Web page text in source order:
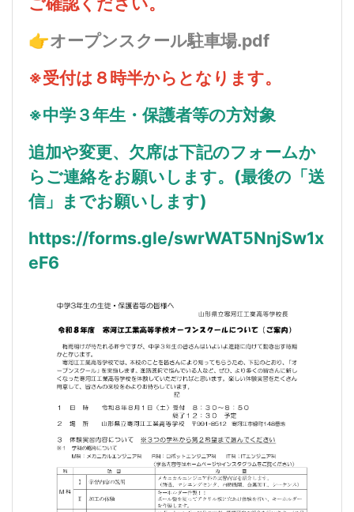
👉オープンスクール駐車場.pdf
※受付は８時半からとなります。
※中学３年生・保護者等の方対象
追加や変更、欠席は下記のフォームか
らご連絡をお願いします。(最後の「送
信」までお願いします)
https://forms.gle/swrWAT5NnjSw1x
eF6